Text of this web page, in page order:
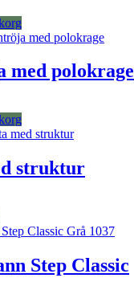
med polokrage
struktur
Step Classic